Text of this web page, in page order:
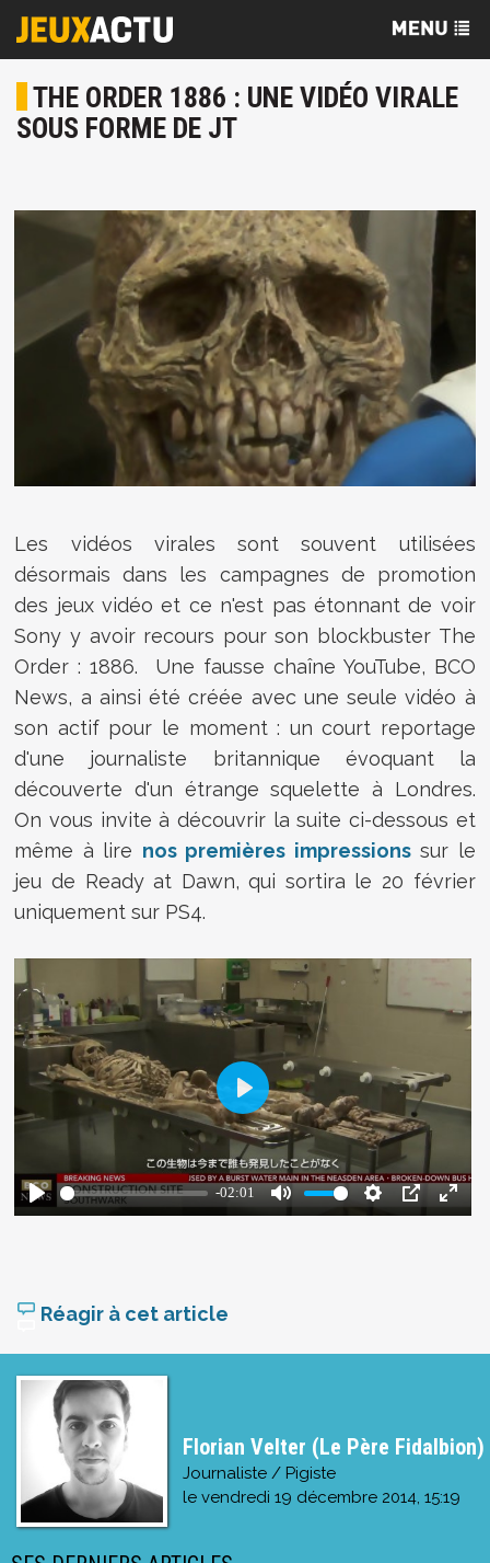
THE ORDER 1886 : UNE VIDÉO VIRALE
SOUS FORME DE JT
Les vidéos virales sont souvent utilisées
désormais dans les campagnes de promotion
des jeux vidéo et ce n'est pas étonnant de voir
Sony y avoir recours pour son blockbuster The
Order : 1886. Une fausse chaîne YouTube, BCO
News, a ainsi été créée avec une seule vidéo à
son actif pour le moment : un court reportage
d'une journaliste britannique évoquant la
découverte d'un étrange squelette à Londres.
On vous invite à découvrir la suite ci-dessous et
même à lire nos premières impressionssur le
jeu de Ready at Dawn, qui sortira le 20 février
uniquement sur PS4.
Réagir à cet article
Florian Velter (Le Père Fidalbion)
Journaliste / Pigiste
le vendredi 19 décembre 2014, 15:19